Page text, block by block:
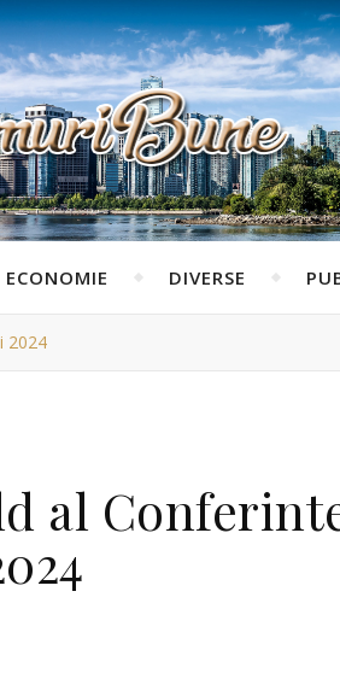
ECONOMIE DIVERSE
2024
al